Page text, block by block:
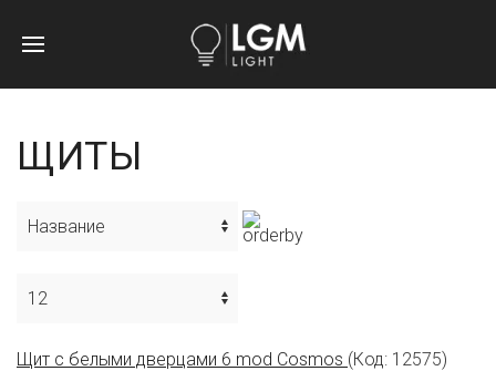
ЩИТЫ
Щит с белыми дверцами 6 mod Cosmos (Код: 12575)